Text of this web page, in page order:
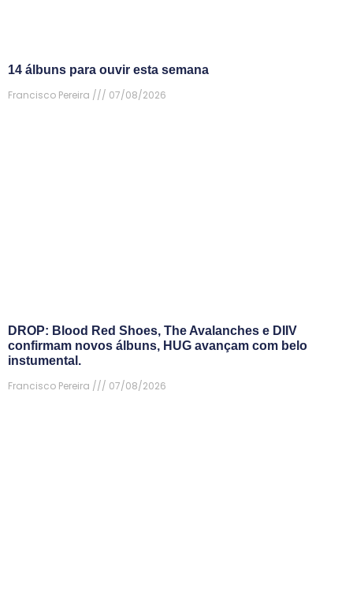
14 álbuns para ouvir esta semana
Francisco Pereira
07/08/2026
DROP: Blood Red Shoes, The Avalanches e DIIV
confirmam novos álbuns, HUG avançam com belo
instumental.
Francisco Pereira
07/08/2026